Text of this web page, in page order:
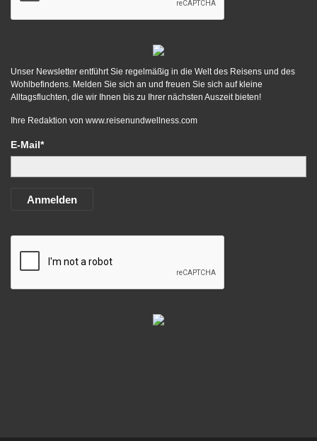
Unser Newsletter entführt Sie regelmäßig in die Welt des Reisens und des
Wohlbefindens. Melden Sie sich an und freuen Sie sich auf kleine
Alltagsfluchten, die wir Ihnen bis zu Ihrer nächsten Auszeit bieten!
Ihre Redaktion von www.reisenundwellness.com
E-Mail*
Anmelden